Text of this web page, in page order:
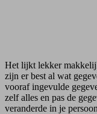
Het lijkt lekker
zijn er best al wat
vooraf ingevulde
zelf alles en pas de
veranderde in je